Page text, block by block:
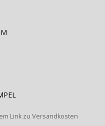
Link zu Versandkosten